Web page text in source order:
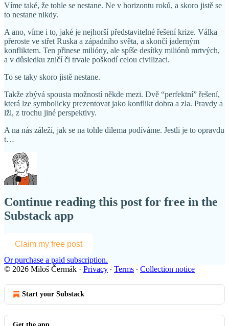
Víme také, že tohle se nestane. Ne v horizontu roků, a skoro jistě se
to nestane nikdy.
A ano, víme i to, jaké je nejhorší představitelné řešení krize. Válka
přeroste ve střet Ruska a západního světa, a skončí jaderným
konfliktem. Ten přinese milióny, ale spíše desítky miliónů mrtvých,
a v důsledku zničí či trvale poškodí celou civilizaci.
To se taky skoro jistě nestane.
Takže zbývá spousta možností někde mezi. Dvě “perfektní” řešení,
která lze symbolicky prezentovat jako konflikt dobra a zla. Pravdy a
lži, z trochu jiné perspektivy.
A na nás záleží, jak se na tohle dilema podíváme. Jestli je to opravdu
t…
Continue reading this post for free in the
Substack app
Claim my free post
Or purchase a paid subscription.
© 2026 Miloš Čermák · Privacy ∙ Terms ∙ Collection notice
Start your Substack